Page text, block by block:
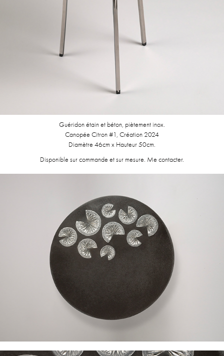
Guéridon étain et béton, piètement inox.
Canopée Citron #1, Création 2024
Diamètre 46cm x Hauteur 50cm.
Disponible sur commande et sur mesure. Me contacter.